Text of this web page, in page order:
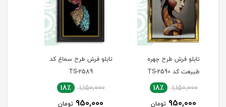
تابلو فرش طرح سماع کد
TS-2589
1,150,000
950,000 تومان
تابلو فرش طرح پله‌های
سعادت کد TS-2588
1,700,000
1,400,000